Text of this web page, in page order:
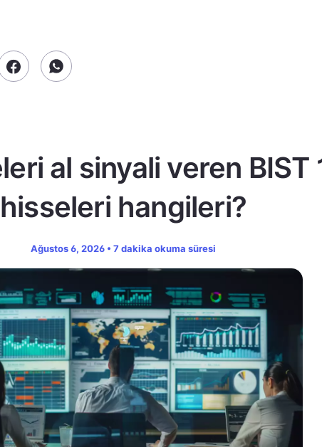
al sinyali veren BIST
hisseleri hangileri?
Ağustos 6, 2026 • 7 dakika okuma süresi